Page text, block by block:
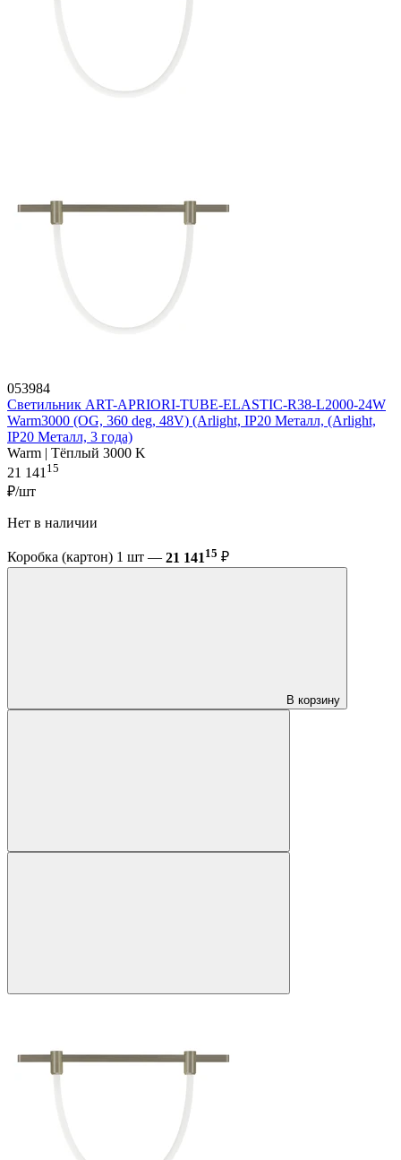
053984
Светильник ART-APRIORI-TUBE-ELASTIC-R38-L2000-24W
Warm3000 (OG, 360 deg, 48V) (Arlight, IP20 Металл, (Arlight,
IP20 Металл, 3 года)
Warm | Тёплый 3000 K
21 14115
₽/шт
Нет в наличии
Коробка (картон) 1 шт — 21 141 15 ₽
В корзину